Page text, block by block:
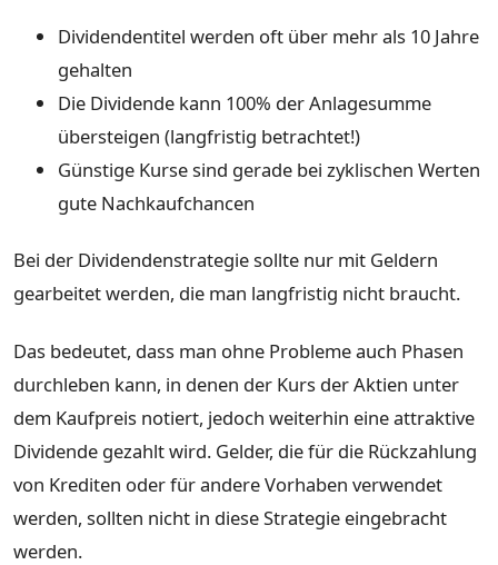
Dividendentitel werden oft über mehr als 10 Jahre
gehalten
Die Dividende kann 100% der Anlagesumme
übersteigen (langfristig betrachtet!)
Günstige Kurse sind gerade bei zyklischen Werten
gute Nachkaufchancen
Bei der Dividendenstrategie sollte nur mit Geldern
gearbeitet werden, die man langfristig nicht braucht.
Das bedeutet, dass man ohne Probleme auch Phasen
durchleben kann, in denen der Kurs der Aktien unter
dem Kaufpreis notiert, jedoch weiterhin eine attraktive
Dividende gezahlt wird. Gelder, die für die Rückzahlung
von Krediten oder für andere Vorhaben verwendet
werden, sollten nicht in diese Strategie eingebracht
werden.